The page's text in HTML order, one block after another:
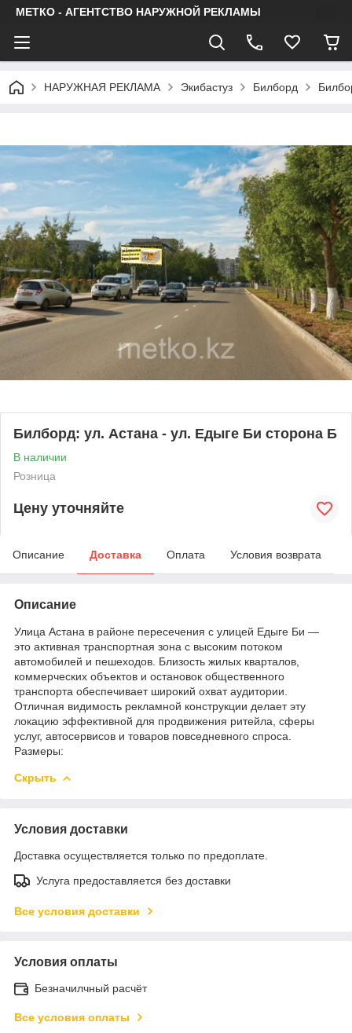
МЕТКО - АГЕНТСТВО НАРУЖНОЙ РЕКЛАМЫ
НАРУЖНАЯ РЕКЛАМА Экибастуз Билборд
Билборд: ул. Астана - ул. Едыге Би сторона Б
В наличии
Розница
Цену уточняйте
Описание Доставка Оплата Условия возврата
Описание
Улица Астана в районе пересечения с улицей Едыге Би —
это активная транспортная зона с высоким потоком
автомобилей и пешеходов. Близость жилых кварталов,
коммерческих объектов и остановок общественного
транспорта обеспечивает широкий охват аудитории.
Отличная видимость рекламной конструкции делает эту
локацию эффективной для продвижения ритейла, сферы
услуг, автосервисов и товаров повседневного спроса.
Размеры:
Скрыть
Условия доставки
Доставка осуществляется только по предоплате.
Услуга предоставляется без доставки
Все условия доставки
Условия оплаты
Безначилчный расчёт
Все условия оплаты